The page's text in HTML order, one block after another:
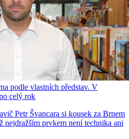
podle vlastních představ. V
celý rok
Petr Švancara si kousek za Brnem
prvkem není technika ani